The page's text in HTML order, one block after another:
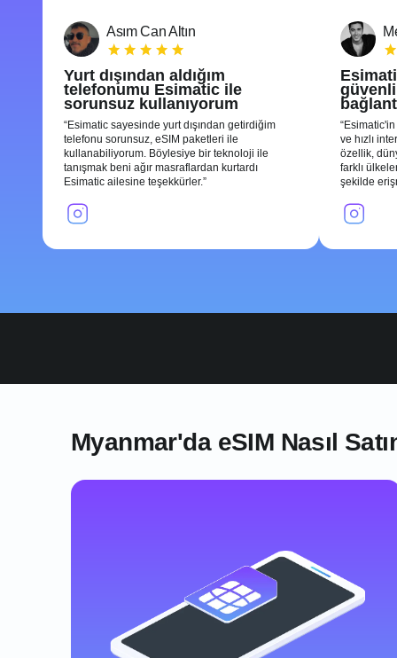
Asım Can Altın
Yurt dışından aldığım
telefonumu Esimatic ile
sorunsuz kullanıyorum
Esimatic sayesinde yurt dışından getirdiğim
telefonu sorunsuz, eSIM paketleri ile
kullanabiliyorum. Böylesiye bir teknoloji ile
tanışmak beni ağır masraflardan kurtardı
Esimatic ailesine teşekkürler.
güvenli
ve hızlı
özellik,
farklı
şekilde
Myanmar'da eSIM Nasıl